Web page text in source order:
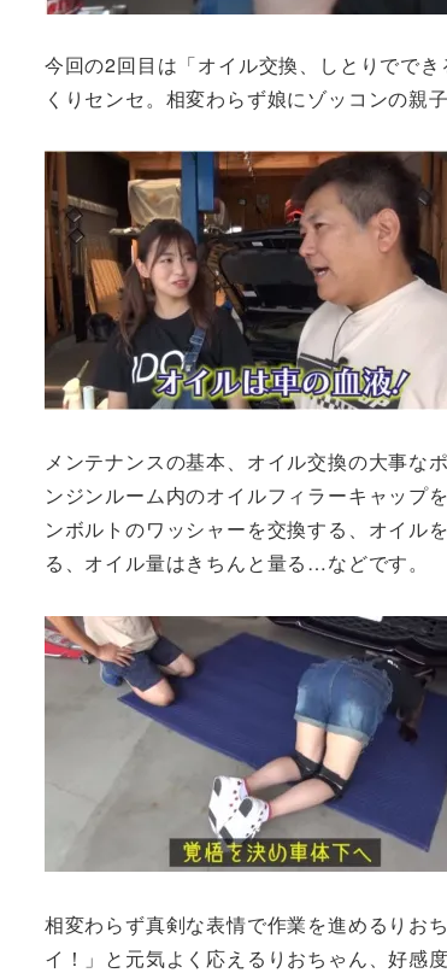
今回の2回目は「オイル交換、しとりでで
くりセンセ。相変わらず娘にゾッコンの親
メンテナンスの基本、オイル交換の大事な
ンジンルーム内のオイルフィラーキャップ
ンボルトのワッシャーを交換する、オイル
る、オイル量はきちんと量る…などです。
相変わらず真剣な表情で作業を進めるり
イ！」と元気よく応えるりおちゃん、好感